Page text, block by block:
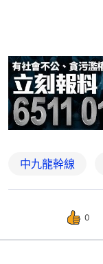
中九龍幹線
0